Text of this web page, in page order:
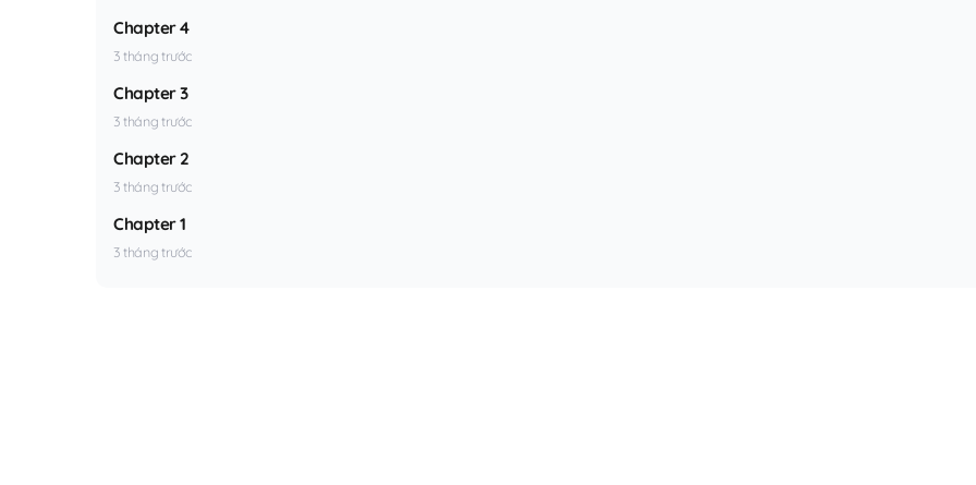
Chapter 4
3 tháng trước
Chapter 3
3 tháng trước
Chapter 2
3 tháng trước
Chapter 1
3 tháng trước